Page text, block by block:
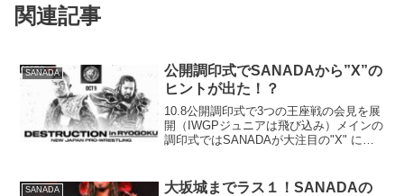
関連記事
SANADA
公開調印式でSANADAから”X”の
ヒントが出た！？
10.8公開調印式で3つの王座戦の会見を展
開（IWGPジュニアは飛び込み）メインの
調印式ではSANADAが大注目の"X" に対
SANADA
大坂城までラス１！SANADAの